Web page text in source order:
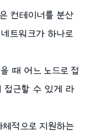
컨테이너를 분산
트워크가 하나로
때 어느 노드로 접
접근할 수 있게 라
적으로 지원하는